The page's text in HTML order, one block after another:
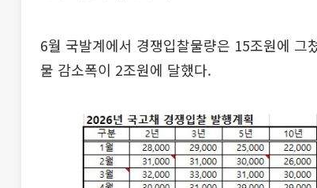
6월 국발계에서 경쟁입찰물량은 15조원에
물 감소폭이 2조원에 달했다.